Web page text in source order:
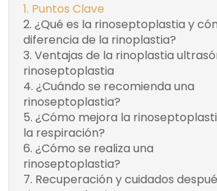
Puntos Clave
¿Qué es la rinoseptoplastia y
diferencia de la rinoplastia?
Ventajas de la rinoplastia
rinoseptoplastia
¿Cuándo se recomienda una
rinoseptoplastia?
¿Cómo mejora la
la respiración?
¿Cómo se realiza una
rinoseptoplastia?
Recuperación y cuidados